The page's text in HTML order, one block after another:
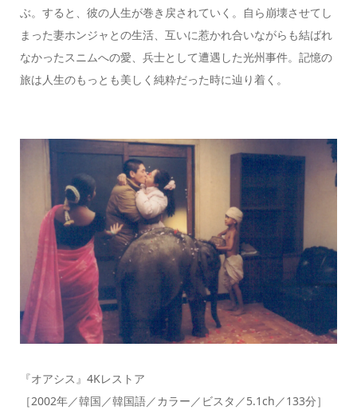
ぶ。すると、彼の人生が巻き戻されていく。自ら崩壊させてし
まった妻ホンジャとの生活、互いに惹かれ合いながらも結ばれ
なかったスニムへの愛、兵士として遭遇した光州事件。記憶の
旅は人生のもっとも美しく純粋だった時に辿り着く。
『オアシス』4Kレストア
［2002年／韓国／韓国語／カラー／ビスタ／5.1ch／133分］